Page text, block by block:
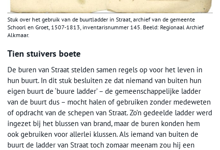
Stuk over het gebruik van de buurtladder in Straat, archief van de gemeente
Schoorl en Groet, 1507-1813, inventarisnummer 145. Beeld: Regionaal Archief
Alkmaar.
Tien stuivers boete
De buren van Straat stelden samen regels op voor het leven in
hun buurt. In dit stuk besluiten ze dat niemand van buiten hun
eigen buurt de ‘buure ladder’ – de gemeenschappelijke ladder
van de buurt dus – mocht halen of gebruiken zonder medeweten
of opdracht van de schepen van Straat. Zo’n gedeelde ladder werd
ingezet bij het blussen van brand, maar de buren konden hem
ook gebruiken voor allerlei klussen. Als iemand van buiten de
buurt de ladder van Straat toch zomaar meenam zou hij een